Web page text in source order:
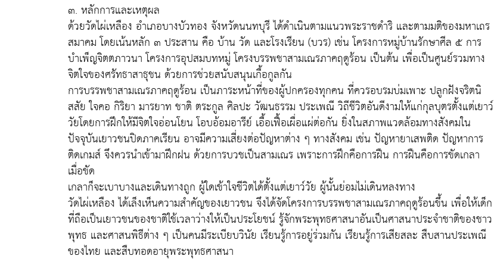
๓. หลักการและเหตุผล
ด้วยวัดไผ่เหลือง อำเภอบางบัวทอง จังหวัดนนทบุรี ได้ดำเนินตามแนวพระราชดำริ และตามมติของมหาเถร
สมาคม โดยเน้นหลัก ๓ ประสาน คือ บ้าน วัด และโรงเรียน (บวร) เช่น โครงการหมู่บ้านรักษาศีล ๕ การ
บำเพ็ญจิตตภาวนา โครงการอุปสมบทหมู่ โครงบรรพชาสามเณรภาคฤดูร้อน เป็นต้น เพื่อเป็นศูนย์รวมทาง
จิตใจของศรัทธาสาธุชน ด้วยการช่วยสนับสนุนเกื้อกูลกัน
การบรรพชาสามเณรภาคฤดูร้อน เป็นภาระหน้าที่ของผู้ปกครองทุกคน ที่ควรอบรมบ่มเพาะ ปลูกฝังจริตนิ
สสัย ใจคอ กิริยา มารยาท ชาติ ตระกูล ศิลปะ วัฒนธรรม ประเพณี วิถีชีวิตอันดีงามให้แก่กุลบุตรตั้งแต่เยาว์
วัยโดยการฝึกให้มีจิตใจอ่อนโยน โอบอ้อมอารีย์ เอื้อเฟื้อเผื่อแผ่ต่อกัน ยิ่งในสภาพแวดล้อมทางสังคมใน
ปัจจุบันเยาวชนปิดภาคเรียน อาจมีความเสี่ยงต่อปัญหาต่าง ๆ ทางสังคม เช่น ปัญหายาเสพติด ปัญหาการ
ติดเกมส์ จึงควรนำเข้ามาฝึกฝน ด้วยการบวชเป็นสามเณร เพราะการฝึกคือการฝืน การฝืนคือการขัดเกลา
เมื่อขัด
เกลาก็จะเบาบางและเดินทางถูก ผู้ใดเข้าใจชีวิตได้ตั้งแต่เยาว์วัย ผู้นั้นย่อมไม่เดินหลงทาง
วัดไผ่เหลือง ได้เล็งเห็นความสำคัญของเยาวชน จึงได้จัดโครงการบรรพชาสามเณรภาคฤดูร้อนขึ้น เพื่อให้เด็ก
ที่ถือเป็นเยาวชนของชาติใช้เวลาว่างให้เป็นประโยชน์ รู้จักพระพุทธศาสนาอันเป็นศาสนาประจำชาติของชาว
พุทธ และศาสนพิธีต่าง ๆ เป็นคนมีระเบียบวินัย เรียนรู้การอยู่ร่วมกัน เรียนรู้การเสียสละ สืบสานประเพณี
ของไทย และสืบทอดอายุพระพุทธศาสนา